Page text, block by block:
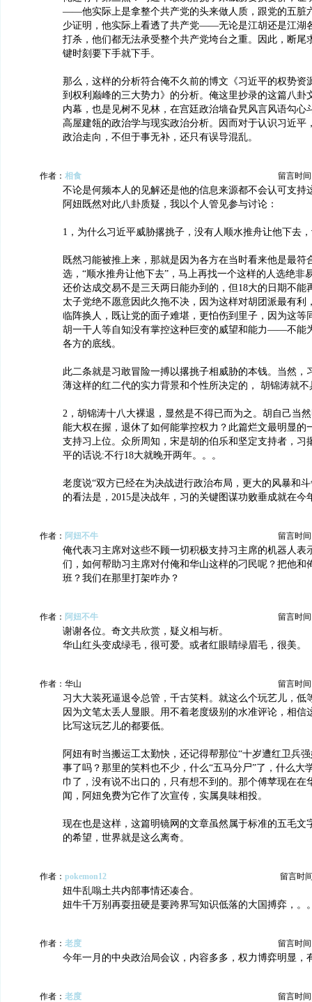
——他实际上是拿整个共产党的头来做人质，跟党的五脏
少证明，他实际上看透了共产党——无论是江胡还是江湖
打杀，他们都无法承受整个共产党垮台之重。因此，断尾
键时刻要下手就下手。
那么，这样的分析符合俺不久前的博文《习近平的权势资
到权利巅峰的三大势力》的分析。俺这里抄录的这篇八卦
内幕，也是见树不见林，在宫廷政治墙旮旯风言风语勾心
高屋建瓴的政治学与现实政治分析。因而对于认识习近平
政治走向，不但于事无补，还只有误导混乱。
作者： 相食 留言时间
不论是何频本人的见解还是他的信息来源都不会认可支持
阿妞既然对此八卦质疑，我以个人管见参与讨论：
1，为什么习近平威胁撂挑子，没有人顺水推舟让他下去
既然习能被推上来，那就是因为各方在当时看来他是最符
选，“顺水推舟让他下去”，马上再找一个这样的人选绝非
还价达成交易不是三天两日能办到的，但18大的日期不能
太子党绝不愿意因此久拖不决，因为这样对胡团派最有利
临阵换人，既让党的面子难堪，更怕伤到里子，因为这等
胡一干人等自知没有掌控这种巨变的威望和能力——不能
各方的底线。
此二条就是习敢冒险一搏以撂挑子相威胁的本钱。当然，
薄这样的红二代的实力背景和个性所决定的， 胡锦涛就
2，胡锦涛十八大裸退，显然是不得已而为之。胡自己当
能大权在握，退休了如何能掌控权力？此篇烂文最明显的
支持习上位。众所周知，宋是胡的伯乐和坚定支持者，习
平的话说:不行18大就晚开两年。。。
老度说“双方已经在为决战进行政治布局，更大的风暴和
的看法是，2015是决战年，习的关键图谋功败垂成就在今
作者： 阿妞不牛 留言时间
俺代表习主席对这些不顾一切积极支持习主席的机器人表
们，如何帮助习主席对付俺和华山这样的刁民呢？把他和
班？我们在那里打架咋办？
作者： 阿妞不牛 留言时间
谢谢各位。奇文共欣赏，疑义相与析。
华山红头变成绿毛，很可爱。或者红眼睛绿眉毛，很美。
作者：华山 留言时间
习大大装死逼退令总管，千古笑料。就这么个玩艺儿，低
因为文笔太丢人显眼。用不着老度级别的水准评论，相信
比写这玩艺儿的都要低。
阿妞有时当搬运工太勤快，还记得帮那位“十岁遭红卫兵
事了吗？那里的笑料也不少，什么“五马分尸”了，什么大
巾了，没有说不出口的，只有想不到的。那个傅苹现在在
闻，阿妞免费为它作了次宣传，实属臭味相投。
现在也是这样，这篇明镜网的文章虽然属于标准的五毛文
的希望，世界就是这么离奇。
作者： pokemon12 留言时
妞牛乱嗡土共内部事情还凑合。
妞牛千万别再耍扭硬是要跨界写知识低落的大国搏弈，。
作者： 老度 留言时间
今年一月的中央政治局会议，内容多多，权力博弈明显，
作者： 老度 留言时间